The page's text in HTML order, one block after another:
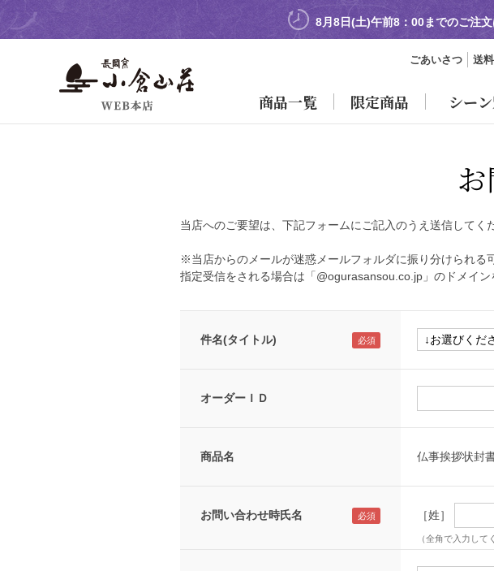
8月8日(土)午前8：00までのご注
ごあいさつ 送
商品一覧 限定商品 シー
当店へのご要望は、下記フォームにご記入のうえ送信してく
※当店からのメールが迷惑メールフォルダに振り分けられる
指定受信をされる場合は「@ogurasansou.co.jp」のドメイン
件名(タイトル)
オーダーＩＤ
商品名 仏事挨拶状封
お問い合わせ時氏名 ［姓］
（全角で入力して